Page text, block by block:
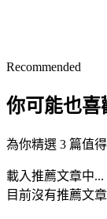
Recommended
你可能也喜
為你精選 3 篇值
載入推薦文章中...
目前沒有推薦文章